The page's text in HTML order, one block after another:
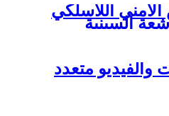
​​اللاسلكي
السينية
متعدد